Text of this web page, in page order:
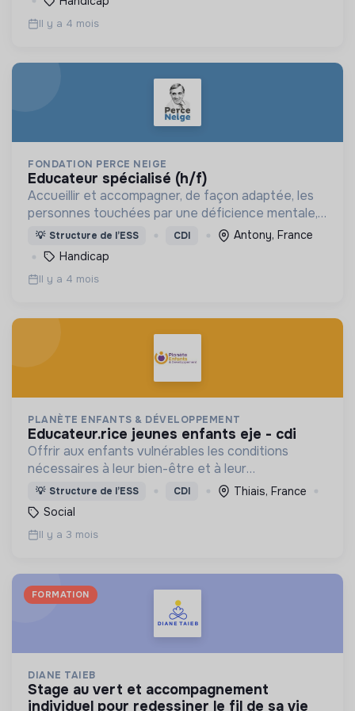
Il y a 4 mois
FONDATION PERCE NEIGE
educateur spécialisé (h/f)
Accueillir et accompagner, de façon adaptée, les
personnes touchées par une déficience mentale,
un handicap physique ou psychique
💡 Structure de l’ESS CDI
Antony, France
Handicap
Il y a 4 mois
PLANÈTE ENFANTS & DÉVELOPPEMENT
educateur.rice jeunes enfants eje - cdi
Offrir aux enfants vulnérables les conditions
nécessaires à leur bien-être et à leur
épanouissement, en travaillant avec les acteurs
locaux et les familles.
💡 Structure de l’ESS CDI
Thiais, France
Social
Il y a 3 mois
FORMATION
DIANE TAIEB
stage au vert et accompagnement
individuel pour redessiner le fil de sa vie